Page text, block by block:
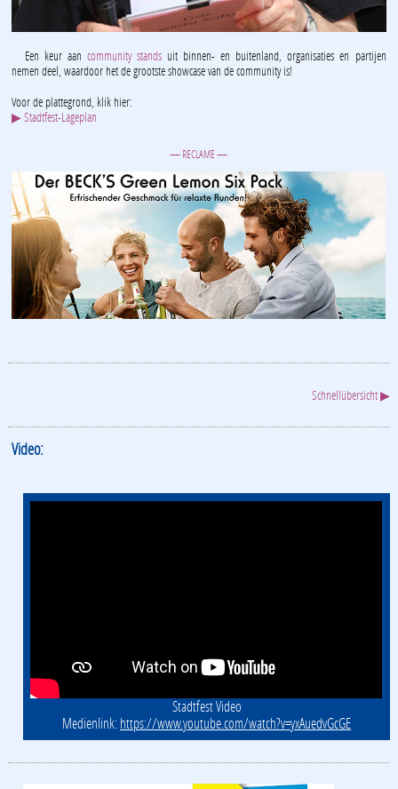
Een keur aan community stands uit binnen- en buitenland, organisaties en partijen
nemen deel, waardoor het de grootste showcase van de community is!
Voor de plattegrond, klik hier:
▶ Stadtfest-Lageplan
— RECLAME —
Schnellübersicht ▶
Video:
Stadtfest Video
Medienlink: https://www.youtube.com/watch?v=yxAuedvGcGE